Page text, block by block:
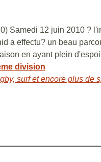
Samedi 12 juin 2010 ?
a effectu? un beau
en ayant plein
division
surf et encore plus de